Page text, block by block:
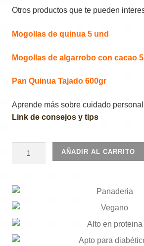
Otros productos que te pueden
Mogollas de quinua 5 und
Mogollas de algarrobo con cacao
Pan Quinua Tajado 600gr
Aprende más sobre cuidado
Link de consejos y tips
cacao
und
cantidad
AÑADIR AL CARRITO